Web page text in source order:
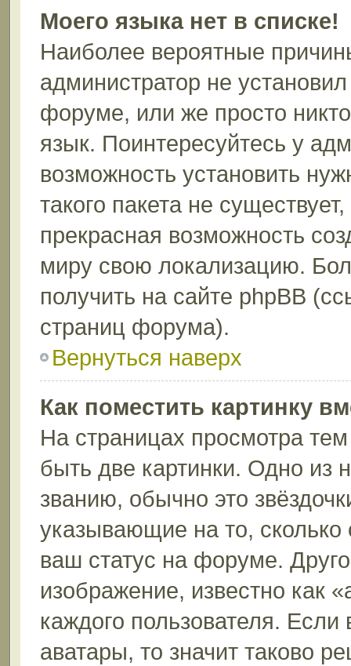
Моего языка нет в списке!
Наиболее вероятные
администратор не
форуме, или же просто
язык. Поинтересуйтесь у
возможность установить
такого пакета не
прекрасная возможность
миру свою локализацию.
получить на сайте phpBB
страниц форума).
Вернуться наверх
Как поместить картинку
На страницах просмотра
быть две картинки. Одно из
званию, обычно это
указывающие на то,
ваш статус на форуме.
изображение, известно как
каждого пользователя.
аватары, то значит таково